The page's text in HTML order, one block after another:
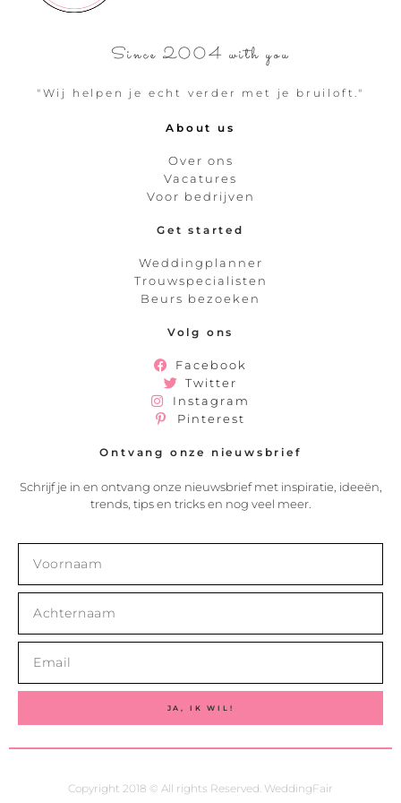
Since 2004 with you
"Wij helpen je echt verder met je bruiloft."
About us
Over ons
Vacatures
Voor bedrijven
Get started
Weddingplanner
Trouwspecialisten
Beurs bezoeken
Volg ons
Facebook
Twitter
Instagram
Pinterest
Ontvang onze nieuwsbrief
Schrijf je in en ontvang onze nieuwsbrief met inspiratie, ideeën,
trends, tips en tricks en nog veel meer.
JA, IK WIL!
Copyright 2018 © All rights Reserved. WeddingFair